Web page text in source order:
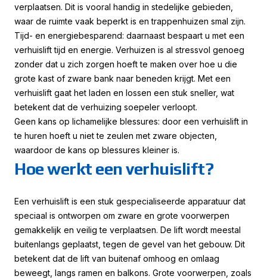
verplaatsen. Dit is vooral handig in stedelijke gebieden,
waar de ruimte vaak beperkt is en trappenhuizen smal zijn.
Tijd- en energiebesparend: daarnaast bespaart u met een
verhuislift tijd en energie. Verhuizen is al stressvol genoeg
zonder dat u zich zorgen hoeft te maken over hoe u die
grote kast of zware bank naar beneden krijgt. Met een
verhuislift gaat het laden en lossen een stuk sneller, wat
betekent dat de verhuizing soepeler verloopt.
Geen kans op lichamelijke blessures: door een verhuislift in
te huren hoeft u niet te zeulen met zware objecten,
waardoor de kans op blessures kleiner is.
Hoe werkt een verhuislift?
Een verhuislift is een stuk gespecialiseerde apparatuur dat
speciaal is ontworpen om zware en grote voorwerpen
gemakkelijk en veilig te verplaatsen. De lift wordt meestal
buitenlangs geplaatst, tegen de gevel van het gebouw. Dit
betekent dat de lift van buitenaf omhoog en omlaag
beweegt, langs ramen en balkons. Grote voorwerpen, zoals